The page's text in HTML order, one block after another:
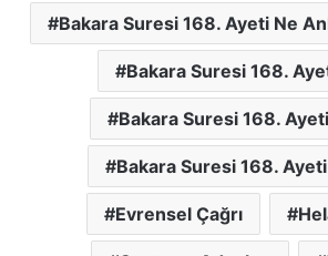
Bakara Suresi 168. Ayeti Ne
Bakara Suresi 168.
Bakara Suresi 168. Ayeti
Bakara Suresi 168.
Evrensel Çağrı